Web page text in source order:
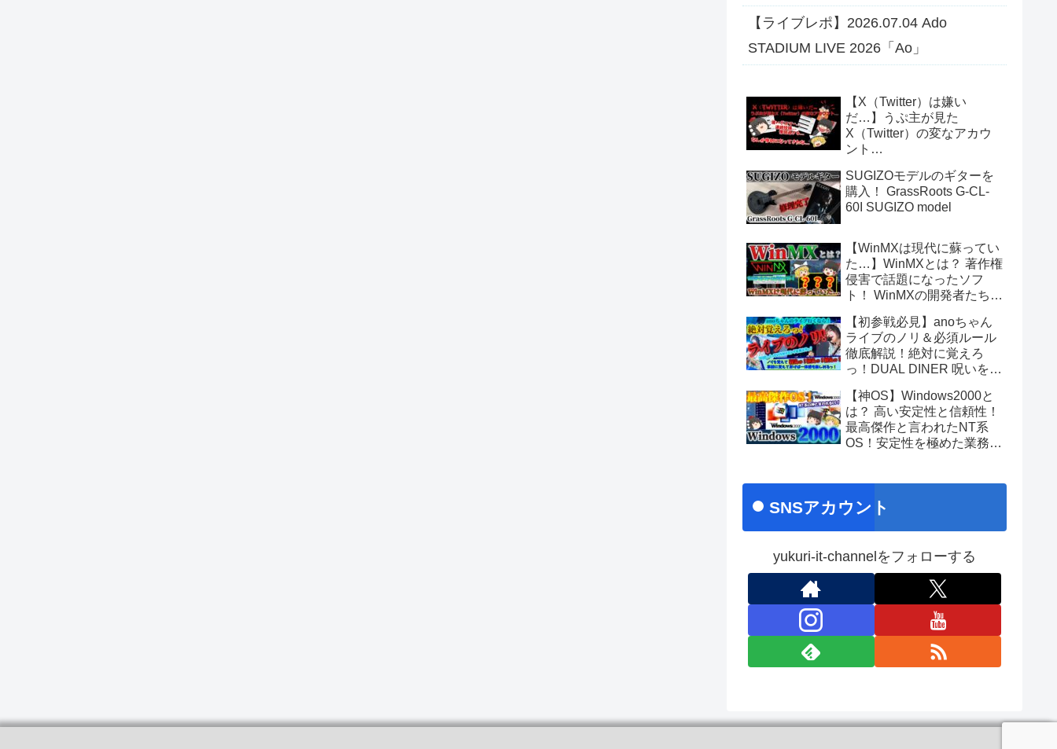
【ライブレポ】2026.07.04 Ado
STADIUM LIVE 2026「Ao」
【X（Twitter）は嫌い
だ…】うぷ主が見た
X（Twitter）の変なアカウ
ント…
SUGIZOモデルのギターを
購入！ GrassRoots G-CL-
60I SUGIZO model
【WinMXは現代に蘇ってい
た…】WinMXとは？ 著作権
侵害で話題になったソフ
ト！ WinMXの開発者たちが
「Fopnu」とは？ No.140
【初参戦必見】anoちゃん
ライブのノリ＆必須ルール
徹底解説！絶対に覚えろ
っ！DUAL DINER 呪いをか
あのちゃんライブ
【神OS】Windows2000と
は？ 高い安定性と信頼性！
最高傑作と言われたNT系
OS！安定性を極めた業務向
SNSアカウント
yukuri-it-channelをフォローする